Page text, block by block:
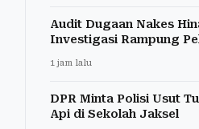
Audit Dugaan Nakes
Investigasi Rampung
1 jam lalu
DPR Minta Polisi Usut
Api di Sekolah Jaksel